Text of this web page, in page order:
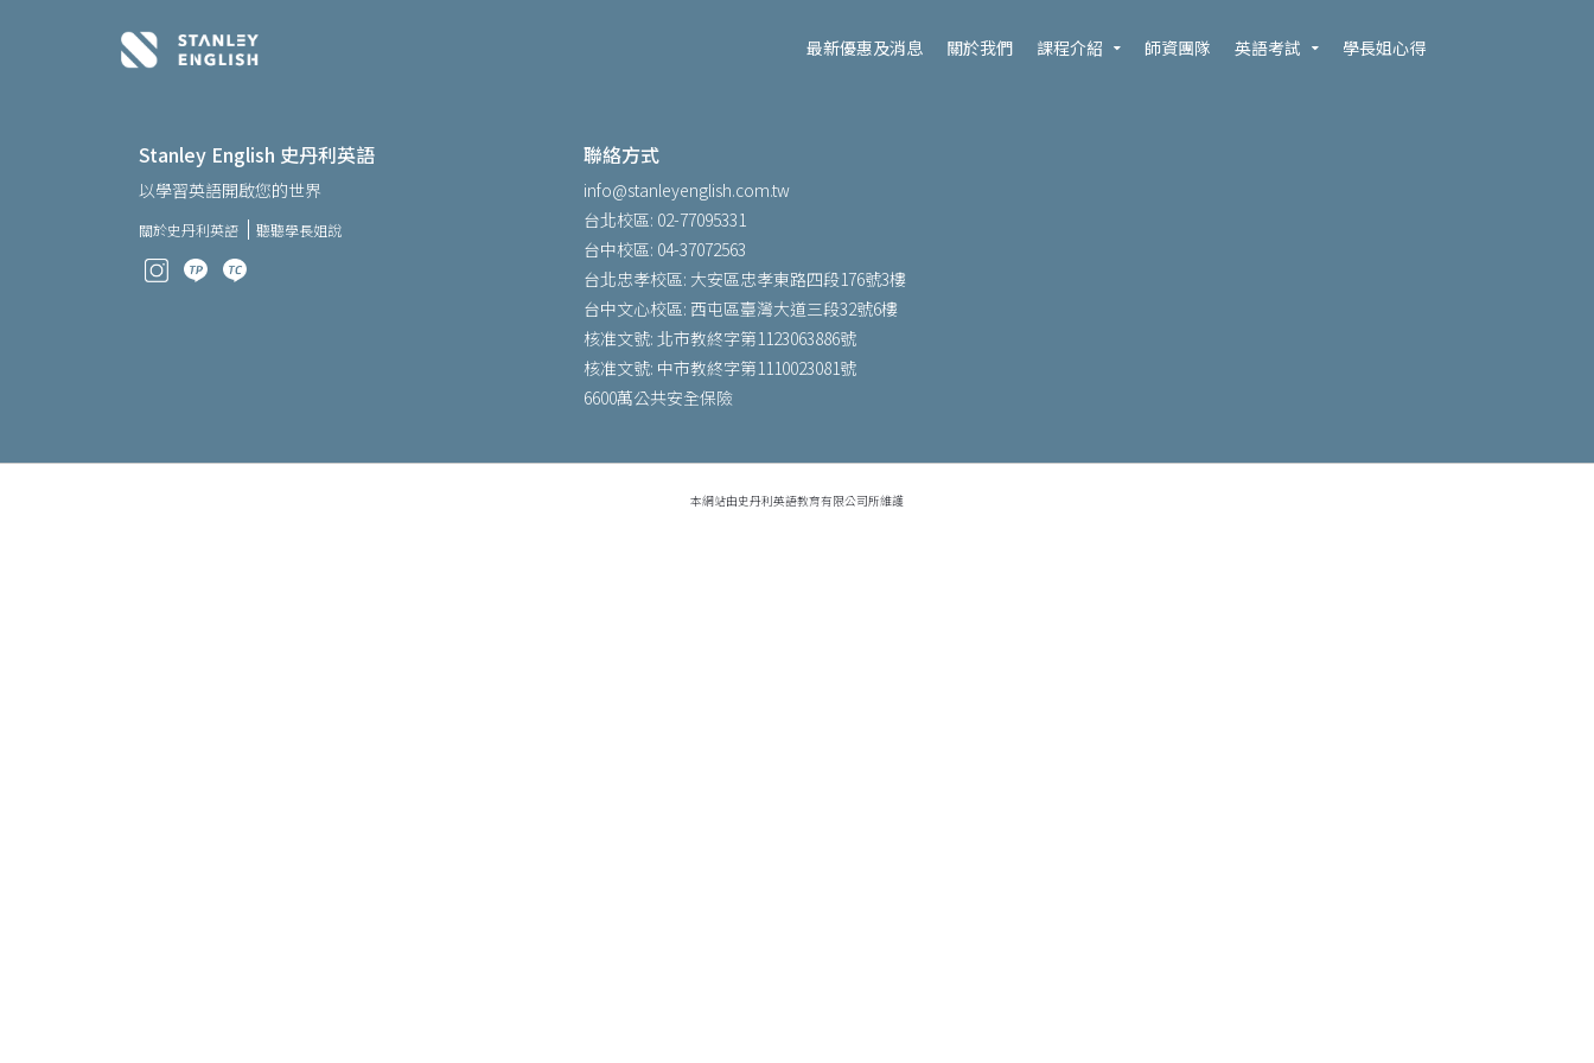
最新優惠及消息 關於我們 課程介紹 師資團隊 英語考試 學長姐心得
Stanley English 史丹利英語
以學習英語開啟您的世界
關於史丹利英語 聽聽學長姐說
聯絡方式
info@stanleyenglish.com.tw
台北校區: 02-77095331
台中校區: 04-37072563
台北忠孝校區: 大安區忠孝東路四段176號3樓
台中文心校區: 西屯區臺灣大道三段32號6樓
核准文號: 北市教終字第1123063886號
核准文號: 中市教終字第1110023081號
6600萬公共安全保險
本網站由史丹利英語教育有限公司所維護